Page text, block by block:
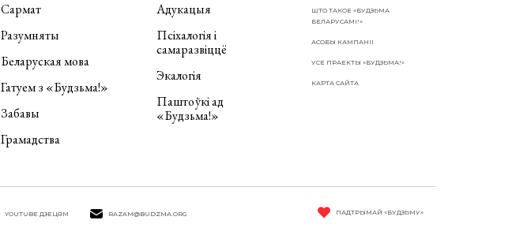
Сармат
Разумняты
Беларуская мова
Гатуем з «Будзьма!»
Забавы
Грамадства
Адукацыя
Псіхалогія і
самаразвіццё
Экалогія
Паштоўкі ад
«Будзьма!»
ШТО ТАКОЕ «БУДЗЬМА
БЕЛАРУСАМІ!»
АСОБЫ КАМПАНІІ
УСЕ ПРАЕКТЫ «БУДЗЬМА!»
КАРТА САЙТА
YOUTUBE ДЗЕЦЯМ RAZAM@BUDZMA.ORG ПАДТРЫМАЙ «БУДЗЬМУ»